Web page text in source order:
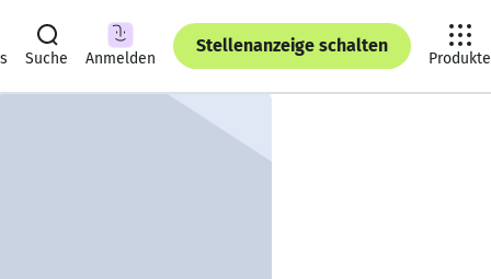
Suche Anmelden
Stellenanzeige schalten
Produkte